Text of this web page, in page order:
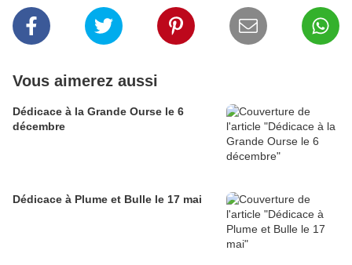
Vous aimerez aussi
Dédicace à la Grande Ourse le 6
décembre
Dédicace à Plume et Bulle le 17 mai